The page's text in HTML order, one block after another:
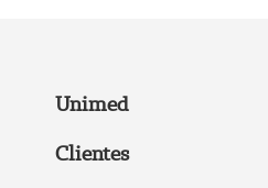
Unimed
Clientes